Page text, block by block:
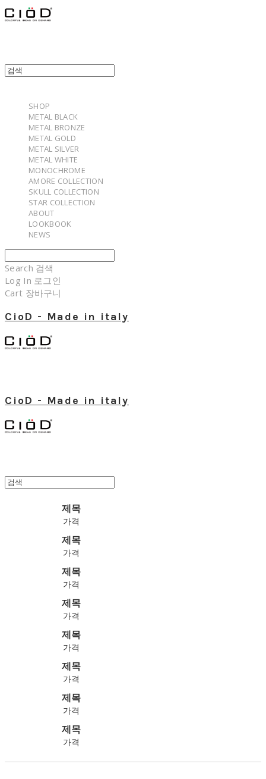
SHOP
METAL BLACK
METAL BRONZE
METAL GOLD
METAL SILVER
METAL WHITE
MONOCHROME
AMORE COLLECTION
SKULL COLLECTION
STAR COLLECTION
ABOUT
LOOKBOOK
NEWS
Search 검색
Log In 로그인
Cart 장바구니
CioD - Made in italy
CioD - Made in italy
제목
가격
제목
가격
제목
가격
제목
가격
제목
가격
제목
가격
제목
가격
제목
가격